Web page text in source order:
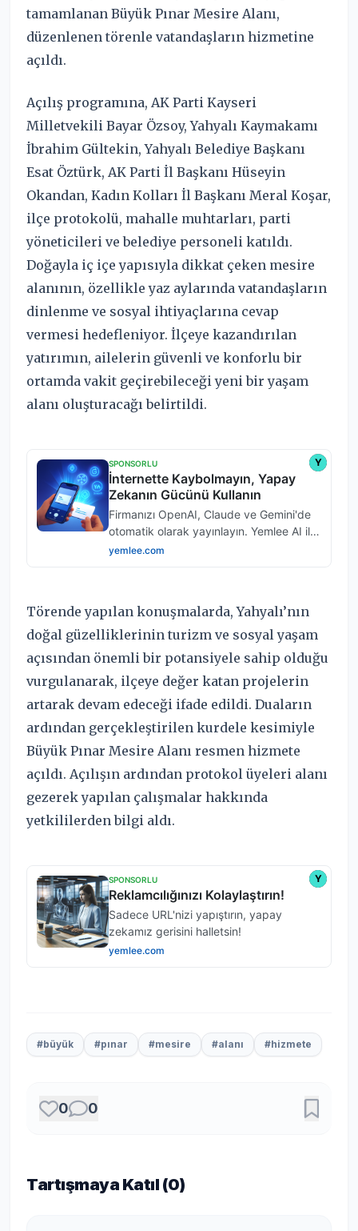
tamamlanan Büyük Pınar Mesire Alanı,
düzenlenen törenle vatandaşların hizmetine
açıldı.
Açılış programına, AK Parti Kayseri
Milletvekili Bayar Özsoy, Yahyalı Kaymakamı
İbrahim Gültekin, Yahyalı Belediye Başkanı
Esat Öztürk, AK Parti İl Başkanı Hüseyin
Okandan, Kadın Kolları İl Başkanı Meral Koşar,
ilçe protokolü, mahalle muhtarları, parti
yöneticileri ve belediye personeli katıldı.
Doğayla iç içe yapısıyla dikkat çeken mesire
alanının, özellikle yaz aylarında vatandaşların
dinlenme ve sosyal ihtiyaçlarına cevap
vermesi hedefleniyor. İlçeye kazandırılan
yatırımın, ailelerin güvenli ve konforlu bir
ortamda vakit geçirebileceği yeni bir yaşam
alanı oluşturacağı belirtildi.
Törende yapılan konuşmalarda, Yahyalı’nın
doğal güzelliklerinin turizm ve sosyal yaşam
açısından önemli bir potansiyele sahip olduğu
vurgulanarak, ilçeye değer katan projelerin
artarak devam edeceği ifade edildi. Duaların
ardından gerçekleştirilen kurdele kesimiyle
Büyük Pınar Mesire Alanı resmen hizmete
açıldı. Açılışın ardından protokol üyeleri alanı
gezerek yapılan çalışmalar hakkında
yetkililerden bilgi aldı.
#büyük #pınar #mesire #alanı #hizmete
0 0
Tartışmaya Katıl (0)